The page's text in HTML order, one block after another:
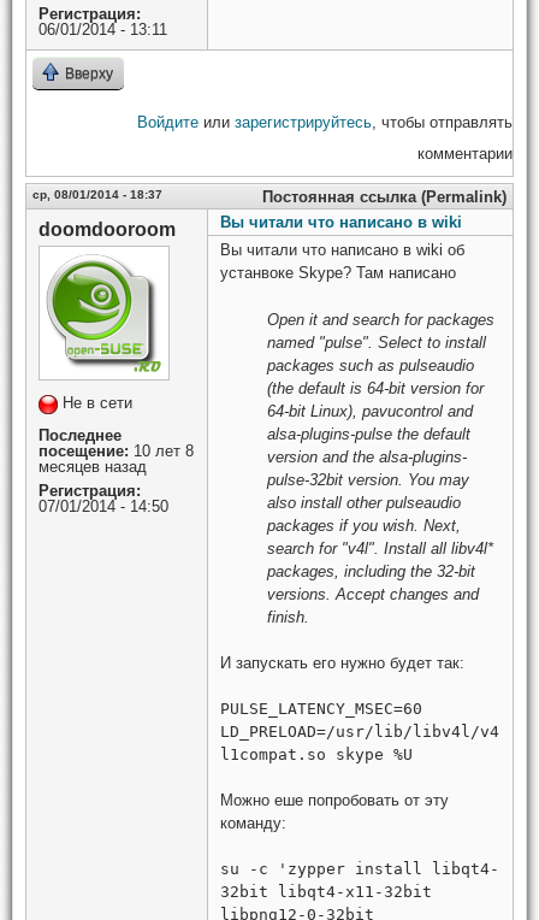
Регистрация:
06/01/2014 - 13:11
Вверху
Войдите или зарегистрируйтесь, чтобы отправлять
комментарии
ср, 08/01/2014 - 18:37 Постоянная ссылка (Permalink)
doomdooroom
Не в сети
Последнее
посещение: 10 лет 8
месяцев назад
Регистрация:
07/01/2014 - 14:50
Вы читали что написано в wiki
Вы читали что написано в wiki об
устанвоке Skype? Там написано
Open it and search for packages
named "pulse". Select to install
packages such as pulseaudio
(the default is 64-bit version for
64-bit Linux), pavucontrol and
alsa-plugins-pulse the default
version and the alsa-plugins-
pulse-32bit version. You may
also install other pulseaudio
packages if you wish. Next,
search for "v4l". Install all libv4l*
packages, including the 32-bit
versions. Accept changes and
finish.
И запускать его нужно будет так:
PULSE_LATENCY_MSEC=60
LD_PRELOAD=/usr/lib/libv4l/v4
l1compat.so skype %U
Можно еше попробовать от эту
команду:
su -c 'zypper install libqt4-
32bit libqt4-x11-32bit
libpng12-0-32bit